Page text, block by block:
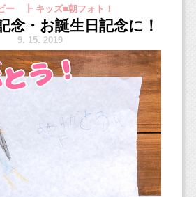
は水曜日と日曜日となりま
しますが、どうぞ宜しくお願
て。
blog_dtl/entry/875
┣ キッズ■朝フォト！
念・お誕生日記念に！
9. 15. 2019